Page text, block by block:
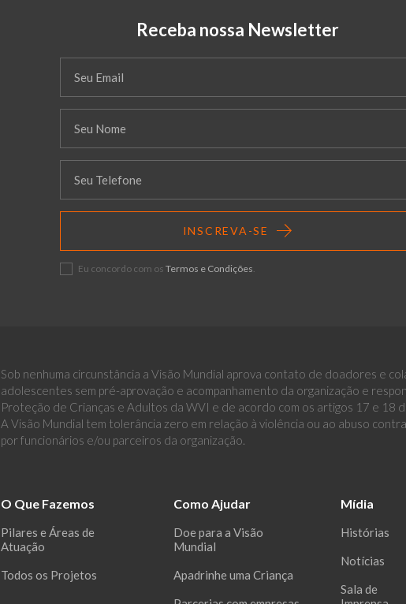
Receba nossa Newsletter
INSCREVA-SE
Eu concordo com os Termos e Condições
Sob nenhuma circunstância a Visão Mundial aprova contato de doadores e
adolescentes sem pré-aprovação e acompanhamento da organização e
Proteção de Crianças e Adultos da WVI e de acordo com os artigos 17 e 18
A Visão Mundial tem tolerância zero em relação à violência ou ao abuso
por funcionários e/ou parceiros da organização.
O Que Fazemos
Pilares e Áreas de
Atuação
Todos os Projetos
Como Ajudar
Doe para a Visão
Mundial
Apadrinhe uma Criança
Mídia
Histórias
Notícias
Sala de